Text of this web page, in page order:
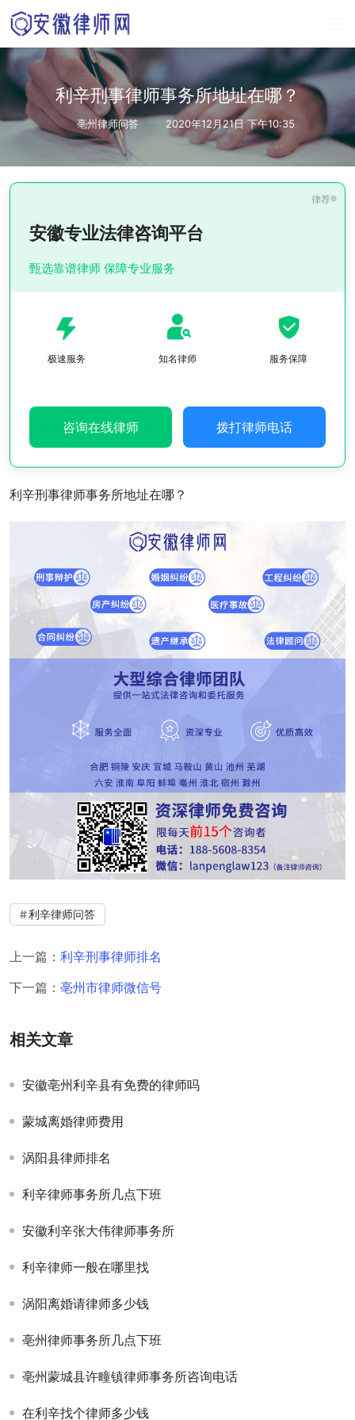
利辛刑事律师事务所地址在哪？
亳州律师问答 2020年12月21日 下午10:35
安徽专业法律咨询平台
甄选靠谱律师 保障专业服务
极速服务 知名律师 服务保障
咨询在线律师 拨打律师电话
利辛刑事律师事务所地址在哪？
利辛律师问答
上一篇： 利辛刑事律师排名
下一篇： 亳州市律师微信号
相关文章
安徽亳州利辛县有免费的律师吗
蒙城离婚律师费用
涡阳县律师排名
利辛律师事务所几点下班
安徽利辛张大伟律师事务所
利辛律师一般在哪里找
涡阳离婚请律师多少钱
亳州律师事务所几点下班
亳州蒙城县许疃镇律师事务所咨询电话
在利辛找个律师多少钱